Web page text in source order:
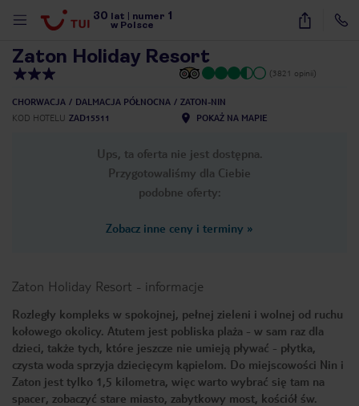
30 lat numer 1
w Polsce
41
Zaton Holiday Resort
(3821 opinii)
CHORWACJA DALMACJA PÓŁNOCNA
ZATON-NIN
KOD HOTELU ZAD15511 POKAŻ NA MAPIE
Ups, ta oferta nie jest dostępna.
Przygotowaliśmy dla Ciebie
podobne oferty:
Zobacz inne ceny i terminy »
Zaton Holiday Resort - informacje
Rozległy kompleks w spokojnej, pełnej zieleni i wolnej od ruchu
kołowego okolicy. Atutem jest pobliska plaża - w sam raz dla
dzieci, także tych, które jeszcze nie umieją pływać - płytka,
czysta woda sprzyja dziecięcym kąpielom. Do miejscowości Nin i
Zaton jest tylko 1,5 kilometra, więc warto wybrać się tam na
spacer, zobaczyć stare miasto, zabytkowy most, kościół św.